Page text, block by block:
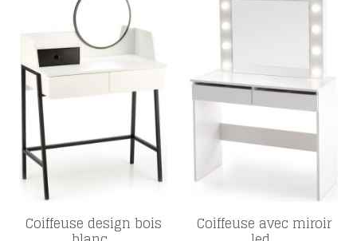
Coiffeuse design bois Coiffeuse avec miroir